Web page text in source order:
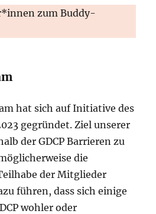
zum Buddy-
hat sich auf Initiative des
gegründet. Ziel unserer
der GDCP Barrieren zu
die
der Mitglieder
führen, dass sich einige
wohler oder